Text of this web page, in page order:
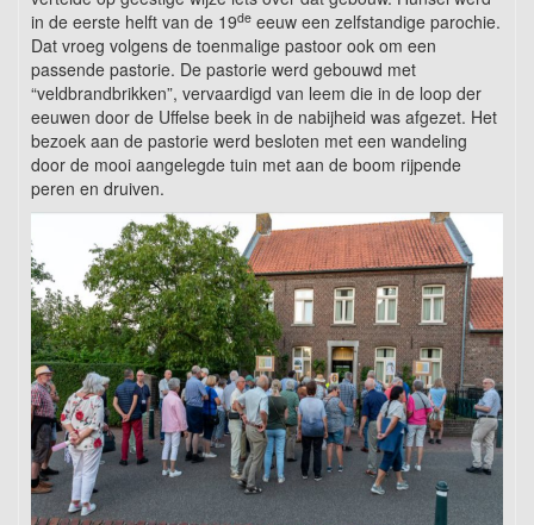
in de eerste helft van de 19de eeuw een zelfstandige parochie.
Dat vroeg volgens de toenmalige pastoor ook om een
passende pastorie. De pastorie werd gebouwd met
“veldbrandbrikken”, vervaardigd van leem die in de loop der
eeuwen door de Uffelse beek in de nabijheid was afgezet. Het
bezoek aan de pastorie werd besloten met een wandeling
door de mooi aangelegde tuin met aan de boom rijpende
peren en druiven.